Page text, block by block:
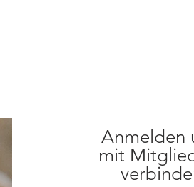
Anmelden
mit